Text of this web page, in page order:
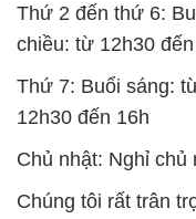
Thứ 2 đến thứ 6:
chiều: từ 12h30
Thứ 7: Buổi sáng:
12h30 đến 16h
Chủ nhật: Nghỉ chủ
Chúng tôi rất trân